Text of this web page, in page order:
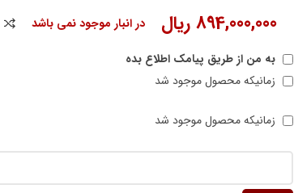
894,000,000 ریال در انبار موجود نمی باشد
به من از طریق پیامک اطلاع بده
زمانیکه محصول موجود شد
زمانیکه محصول موجود شد